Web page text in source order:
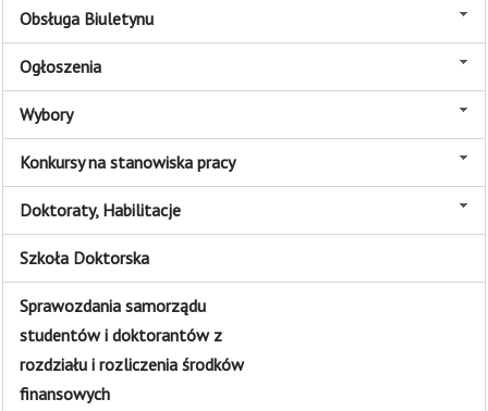
Obsługa Biuletynu
Ogłoszenia
Wybory
Konkursy na stanowiska pracy
Doktoraty, Habilitacje
Szkoła Doktorska
Sprawozdania samorządu
studentów i doktorantów z
rozdziału i rozliczenia środków
finansowych